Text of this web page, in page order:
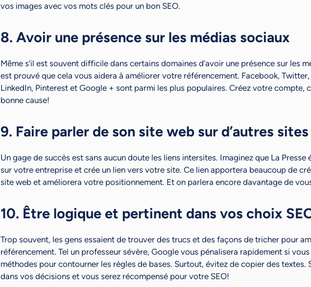
vos images avec vos mots clés pour un bon SEO.
8. Avoir une présence sur les médias sociaux
Même s’il est souvent difficile dans certains domaines d’avoir une présence sur les
est prouvé que cela vous aidera à améliorer votre référencement. Facebook, Twitter,
LinkedIn, Pinterest et Google + sont parmi les plus populaires. Créez votre compte,
bonne cause!
9. Faire parler de son site web sur d’autres
Un gage de succès est sans aucun doute les liens intersites. Imaginez que La Presse
sur votre entreprise et crée un lien vers votre site. Ce lien apportera beaucoup de
site web et améliorera votre positionnement. Et on parlera encore davantage de
10. Être logique et pertinent dans vos choix
Trop souvent, les gens essaient de trouver des trucs et des façons de tricher pour
référencement. Tel un professeur sévère, Google vous pénalisera rapidement si
méthodes pour contourner les règles de bases. Surtout, évitez de copier des textes.
dans vos décisions et vous serez récompensé pour votre SEO!